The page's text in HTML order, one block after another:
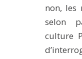
non, les
selon
culture